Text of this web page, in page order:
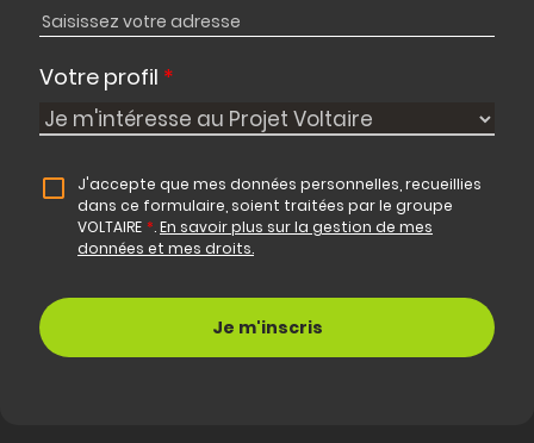
Votre profil *
J'accepte que mes données personnelles, recueillies
dans ce formulaire, soient traitées par le groupe
VOLTAIRE *.En savoir plus sur la gestion de mes
données et mes droits.